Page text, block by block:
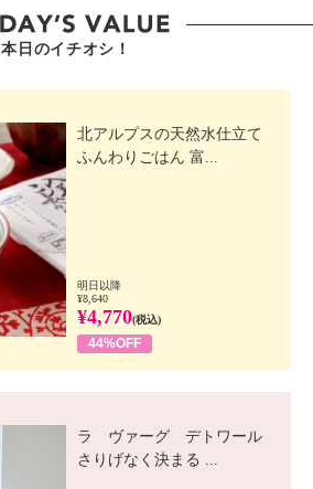
本日のイチオシ！
北アルプスの天然水仕立て
ふんわりごはん 富...
明日以降
¥8,640
¥4,770(税込)
44%OFF
ラ ヴァーグ デトワール
さりげなく決まる ...